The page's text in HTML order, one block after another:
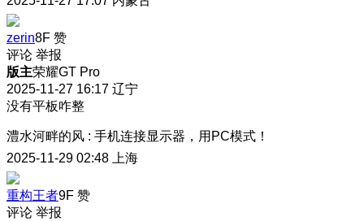
zerin8F 赞
评论 举报
版主荣耀GT Pro
2025-11-27 16:17 辽宁
没有平板咋整
澧水河畔的风 : 手机连接显示器，用PC模式！
2025-11-29 02:48
上海
重构王者9F 赞
评论 举报